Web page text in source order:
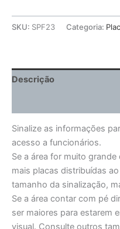
SKU: SPF23 Categoria:
Descrição
Sinalize as informações
acesso a funcionários.
Se a área for muito
mais placas distribuídas
tamanho da sinalização,
Se a área contar com pé
ser maiores para estarem
visual. Consulte outros